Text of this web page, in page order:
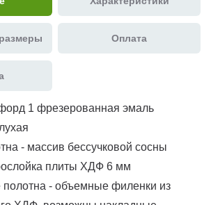
Оплата
1 фрезерованная эмаль
- массив бессучковой сосны
плиты ХДФ 6 мм
полотна - объемные филенки из